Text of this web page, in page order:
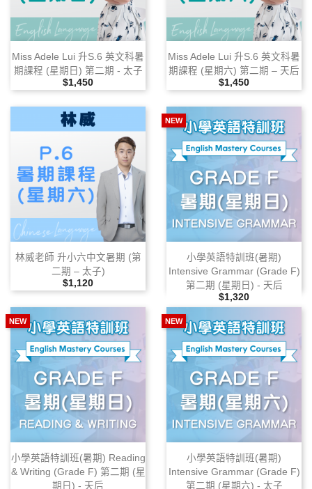
Miss Adele Lui 升S.6 英文科暑
期課程 (星期日) 第二期 ‑ 太子
售價
$1,450
Miss Adele Lui 升S.6 英文科暑
期課程 (星期六) 第二期 – 天后
售價
$1,450
林威老師 升小六中文暑期 (第
二期 – 太子)
售價
$1,120
小學英語特訓班(暑期)
Intensive Grammar (Grade F)
第二期 (星期日) ‑ 天后
售價
$1,320
NEW
小學英語特訓班(暑期) Reading
& Writing (Grade F) 第二期 (星
期日) ‑ 天后
NEW
小學英語特訓班(暑期)
Intensive Grammar (Grade F)
第二期 (星期六) ‑ 太子
NEW